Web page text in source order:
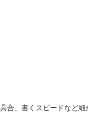
合、書くスピードなど